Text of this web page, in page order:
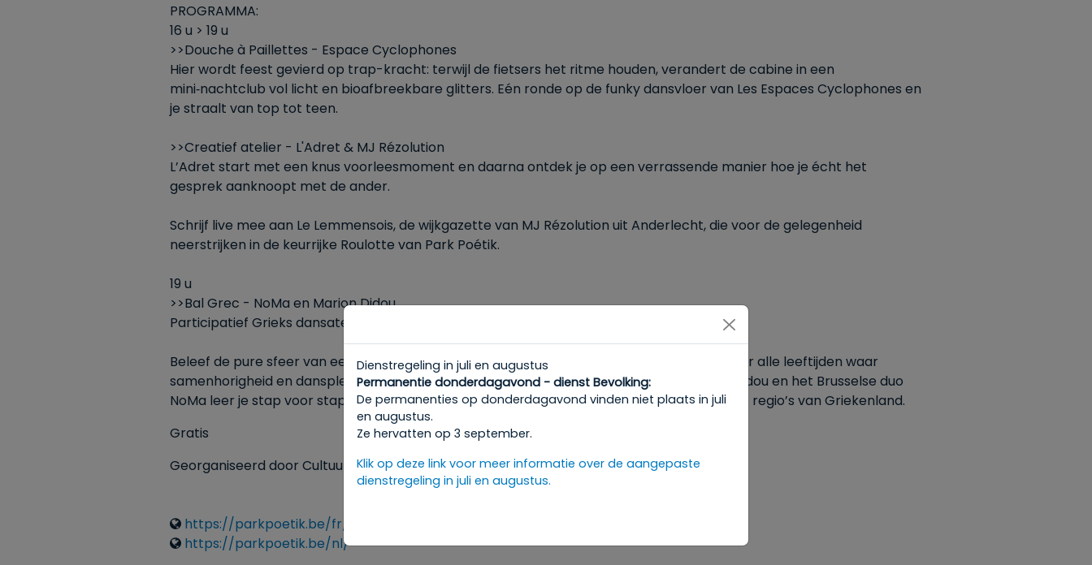
PROGRAMMA:
16 u > 19 u
>>Douche à Paillettes - Espace Cyclophones
Hier wordt feest gevierd op trap-kracht: terwijl de fietsers het ritme houden, verandert de cabine in een
mini‑nachtclub vol licht en bioafbreekbare glitters. Eén ronde op de funky dansvloer van Les Espaces Cyclophones en
je straalt van top tot teen.
>>Creatief atelier - L'Adret & MJ Rézolution
L’Adret start met een knus voorleesmoment en daarna ontdek je op een verrassende manier hoe je écht het
gesprek aanknoopt met de ander.
Schrijf live mee aan Le Lemmensois, de wijkgazette van MJ Rézolution uit Anderlecht, die voor de gelegenheid
neerstrijken in de keurrijke Roulotte van Park Poétik.
19 u
>>Bal Grec - NoMa en Marion Didou
Participatief Grieks dansatelier.
Beleef de pure sfeer van een Grieks dorpsfeest tijdens deze Panigyri: een swingend bal voor alle leeftijden waar
samenhorigheid en dansplezier centraal staan! Onder begeleiding van danseres Marion Didou en het Brusselse duo
NoMa leer je stap voor stap de mooiste traditionele dansen en reis je door de verschillende regio’s van Griekenland.
Gratis
Georganiseerd door Cultuur Dienst Vorst
Lienshttps://parkpoetik.be/fr/
https://parkpoetik.be/nl/
Dienstregeling in juli en augustus
Permanentie donderdagavond - dienst Bevolking:
De permanenties op donderdagavond vinden niet plaats in juli
en augustus.
Ze hervatten op 3 september.
Klik op deze link voor meer informatie over de aangepaste
dienstregeling in juli en augustus.